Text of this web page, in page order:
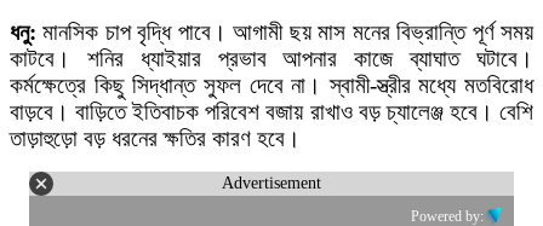
ধনু: মানসিক চাপ বৃদ্ধি পাবে। আগামী ছয় মাস মনের বিভ্রান্তি পূর্ণ সময়
কাটবে। শনির ধ্যাইয়ার প্রভাব আপনার কাজে ব্যাঘাত ঘটাবে।
কর্মক্ষেত্রে কিছু সিদ্ধান্ত সুফল দেবে না। স্বামী-স্ত্রীর মধ্যে মতবিরোধ
বাড়বে। বাড়িতে ইতিবাচক পরিবেশ বজায় রাখাও বড় চ্যালেঞ্জ হবে। বেশি
তাড়াহুড়ো বড় ধরনের ক্ষতির কারণ হবে।
Advertisement
Powered by: